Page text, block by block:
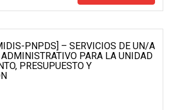
PNPDS] – SERVICIOS DE UN/A
PARA LA UNIDAD
PRESUPUESTO Y